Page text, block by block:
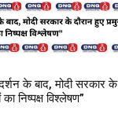
के बाद, मोदी सरकार के
निष्पक्ष विश्लेषण”